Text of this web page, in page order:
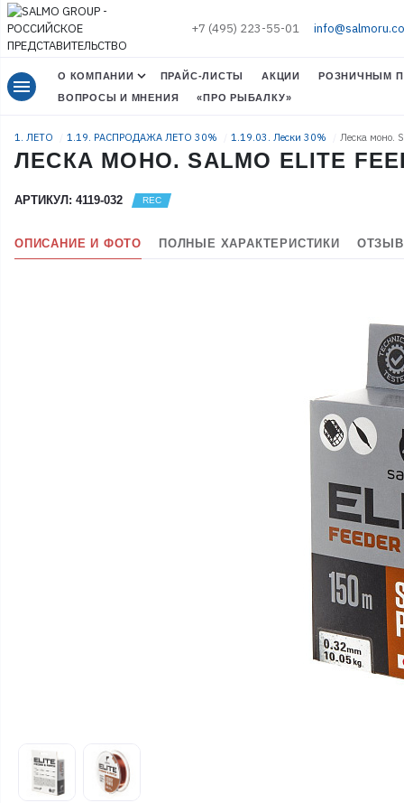
+7 (495) 223-55-01
menu О КОМПАНИИ ПРАЙС-ЛИСТЫ АКЦИИ
РОЗНИЧНЫМ
ВОПРОСЫ И МНЕНИЯ
«ПРО РЫБАЛКУ»
1. ЛЕТО 1.19. РАСПРОДАЖА ЛЕТО 30% 1.19.03. Лески 30% Леска моно.
ЛЕСКА МОНО. SALMO ELITE
АРТИКУЛ: 4119-032
ОПИСАНИЕ И ФОТО ПОЛНЫЕ ХАРАКТЕРИСТИКИ